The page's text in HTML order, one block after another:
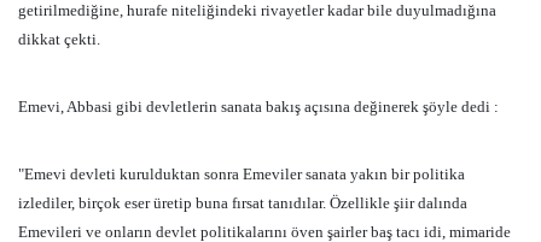
getirilmediğine, hurafe niteliğindeki rivayetler kadar bile duyulmadığına
dikkat çekti.
Emevi, Abbasi gibi devletlerin sanata bakış açısına değinerek şöyle dedi :
"Emevi devleti kurulduktan sonra Emeviler sanata yakın bir politika
izlediler, birçok eser üretip buna fırsat tanıdılar. Özellikle şiir dalında
Emevileri ve onların devlet politikalarını öven şairler baş tacı idi, mimaride